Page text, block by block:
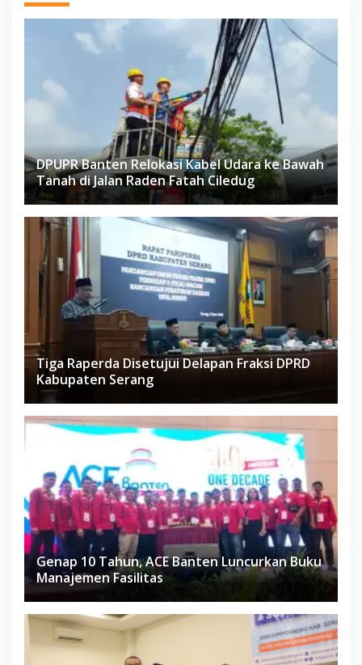
DPUPR Banten Relokasi Kabel Udara ke Bawah
Tanah di Jalan Raden Fatah Ciledug
Tiga Raperda Disetujui Delapan Fraksi DPRD
Kabupaten Serang
Genap 10 Tahun, ACE Banten Luncurkan Buku
Manajemen Fasilitas